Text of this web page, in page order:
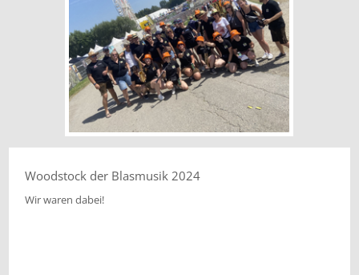
Woodstock der Blasmusik 2024
Wir waren dabei!